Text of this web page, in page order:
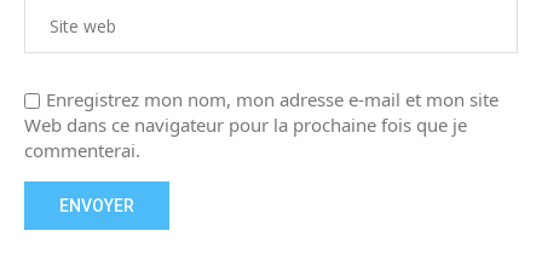
Enregistrez mon nom, mon adresse e-mail et mon site
Web dans ce navigateur pour la prochaine fois que je
commenterai.